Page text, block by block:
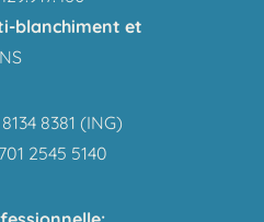
blanchiment et
8381 (ING)
2545 5140